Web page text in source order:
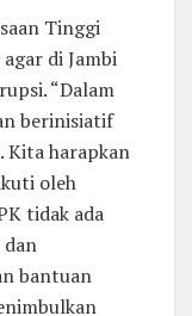
Tinggi
di Jambi
“Dalam
berinisiatif
Kita harapkan
oleh
tidak ada
bantuan